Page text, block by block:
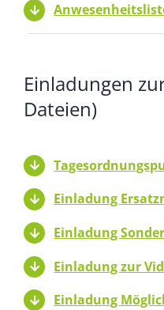
Einladungen
Dateien)
Einladung
Einladung
Einladung zur
Einladung